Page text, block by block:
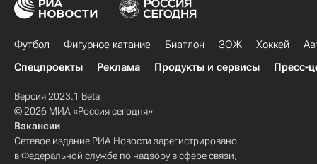
Футбол Фигурное катание Биатлон ЗОЖ Хоккей
Спецпроекты
Реклама Продукты и сервисы Пресс-
Версия 2023.1 Beta
© 2026 МИА «Россия сегодня»
Вакансии
Сетевое издание РИА Новости зарегистрировано
в Федеральной службе по надзору в сфере связи,